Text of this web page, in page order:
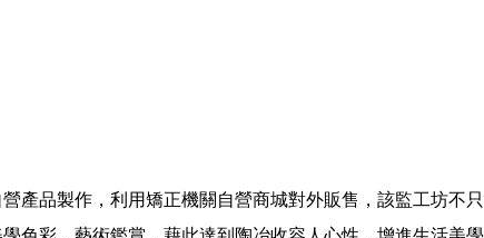
產品製作，利用矯正機關自營商城對外販售，該監工坊不